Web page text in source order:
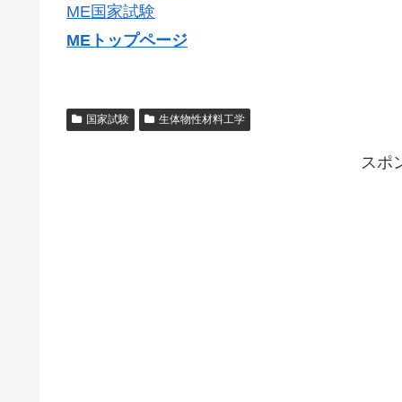
ME国家試験
MEトップページ
国家試験 生体物性材料工学
スポ